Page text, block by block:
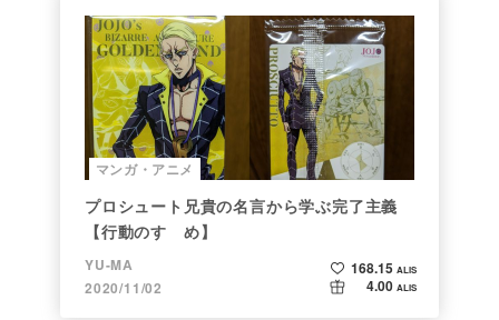
マンガ・アニメ
プロシュート兄貴の名言から学ぶ完了主義
【行動のすゝめ】
YU-MA
2020/11/02
168.15 ALIS
4.00 ALIS